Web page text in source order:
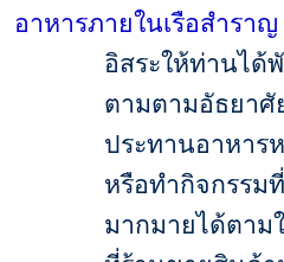
อาหารภายในเรือสำราญ
อิสระให้ท่านได้
ตามตามอัธยาศั
ประทานอาหาร
หรือทำกิจกรรม
มากมายได้ตาม